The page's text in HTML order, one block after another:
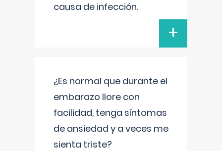
causa de infección.
+
¿Es normal que durante el
embarazo llore con
facilidad, tenga síntomas
de ansiedad y a veces me
sienta triste?